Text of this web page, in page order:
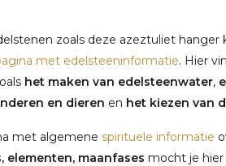
zoals deze azeztuliet
met edelsteeninformatie. Hier
het maken van edelsteenwater,
en dieren en het kiezen van
met algemene spirituele informatie
elementen, maanfases mocht je